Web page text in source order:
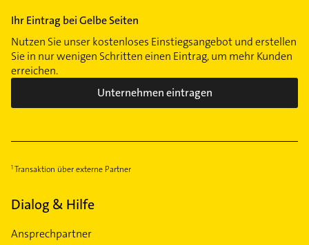
Ihr Eintrag bei Gelbe Seiten
Nutzen Sie unser kostenloses Einstiegsangebot und erstellen
Sie in nur wenigen Schritten einen Eintrag, um mehr Kunden
erreichen.
Unternehmen eintragen
Transaktion über externe Partner
Dialog & Hilfe
Ansprechpartner